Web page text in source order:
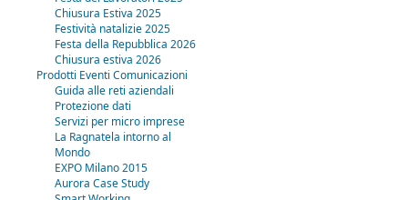
Chiusura Estiva 2025
Festività natalizie 2025
Festa della Repubblica 2026
Chiusura estiva 2026
Prodotti Eventi Comunicazioni
Guida alle reti aziendali
Protezione dati
Servizi per micro imprese
La Ragnatela intorno al
Mondo
EXPO Milano 2015
Aurora Case Study